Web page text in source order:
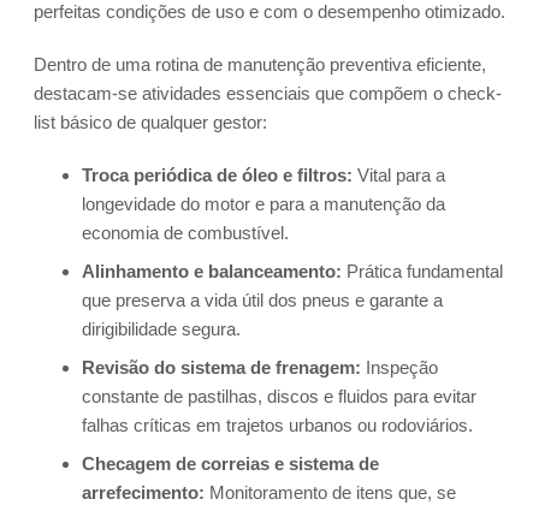
perfeitas condições de uso e com o desempenho otimizado.
Dentro de uma rotina de manutenção preventiva eficiente,
destacam-se atividades essenciais que compõem o check-
list básico de qualquer gestor:
Troca periódica de óleo e filtros: Vital para a
longevidade do motor e para a manutenção da
economia de combustível.
Alinhamento e balanceamento: Prática fundamental
que preserva a vida útil dos pneus e garante a
dirigibilidade segura.
Revisão do sistema de frenagem: Inspeção
constante de pastilhas, discos e fluidos para evitar
falhas críticas em trajetos urbanos ou rodoviários.
Checagem de correias e sistema de
arrefecimento: Monitoramento de itens que, se